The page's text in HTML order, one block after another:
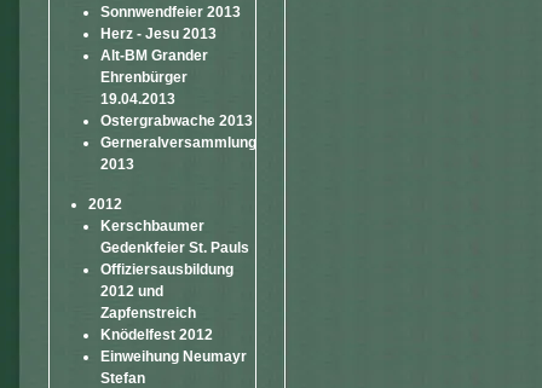
Sonnwendfeier 2013
Herz - Jesu 2013
Alt-BM Grander
Ehrenbürger
19.04.2013
Ostergrabwache 2013
Gerneralversammlung
2013
2012
Kerschbaumer
Gedenkfeier St. Pauls
Offiziersausbildung
2012 und
Zapfenstreich
Knödelfest 2012
Einweihung Neumayr
Stefan